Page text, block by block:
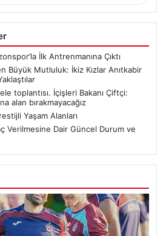
İlk Antrenmanına Çıktı
Büyük Mutluluk: İkiz Kızlar Anıtkabir
toplantısı. İçişleri Bakanı Çiftçi:
alan bırakmayacağız
Yaşam Alanları
Verilmesine Dair Güncel Durum ve